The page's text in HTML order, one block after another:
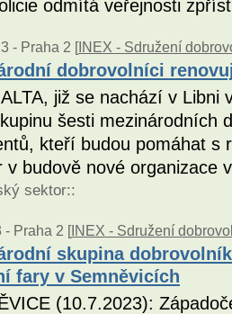
odmítá veřejnosti
- Praha 2 [INEX - Sdružení
dobrovolníci
již se nachází v
šesti mezinárodních
kteří budou pomáhat s
v budově nové organizace
sektor::
- Praha 2 [INEX - Sdružení
skupina
fary v Semněvicích
(10.7.2023):